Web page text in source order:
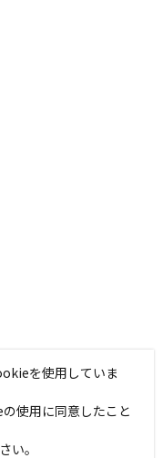
を使用していま
使用に同意したこと
い。